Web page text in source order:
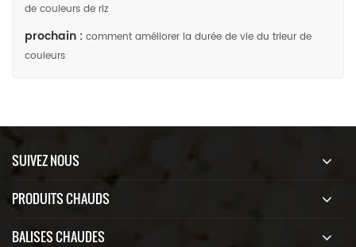
de couleurs de riz
prochain : comment améliorer la durée de vie du trieur de
couleurs
SUIVEZ NOUS
PRODUITS CHAUDS
BALISES CHAUDES